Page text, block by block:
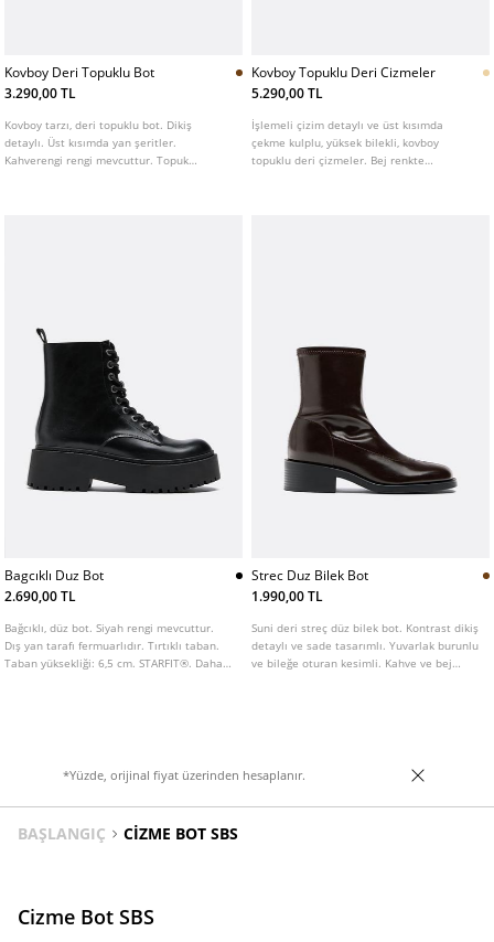
Kovboy Deri Topuklu Bot
3.290,00 TL
Kovboy tarzı, deri topuklu bot. Dikiş
detaylı. Üst kısımda yan şeritler.
Kahverengi rengi mevcuttur. Topuk
Kovboy Topuklu Deri Cizmeler
5.290,00 TL
İşlemeli çizim detaylı ve üst kısımda
çekme kulplu, yüksek bilekli, kovboy
topuklu deri çizmeler. Bej renkte
Bagcıklı Duz Bot
2.690,00 TL
Bağcıklı, düz bot. Siyah rengi mevcuttur.
Dış yan tarafı fermuarlıdır. Tırtıklı taban.
Taban yüksekliği: 6,5 cm. STARFIT®. Daha
Strec Duz Bilek Bot
1.990,00 TL
Suni deri streç düz bilek bot. Kontrast dikiş
detaylı ve sade tasarımlı. Yuvarlak burunlu
ve bileğe oturan kesimli. Kahve ve bej
*Yüzde, orijinal fiyat üzerinden hesaplanır.
BAŞLANGIÇ CIZME BOT SBS
Cizme Bot SBS